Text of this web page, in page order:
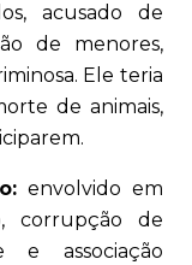
acusado de
de menores,
Ele teria
de animais,
envolvido em
corrupção de
e associação